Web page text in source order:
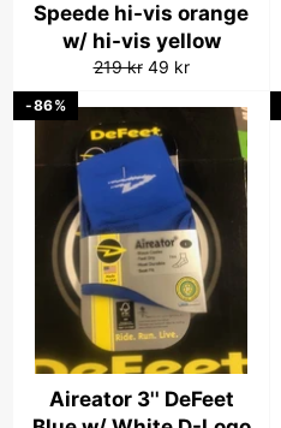
Speede hi-vis orange
w/ hi-vis yellow
Vanlig
219 kr Salgspris
49 kr
Aireator 3'' DeFeet
-86%